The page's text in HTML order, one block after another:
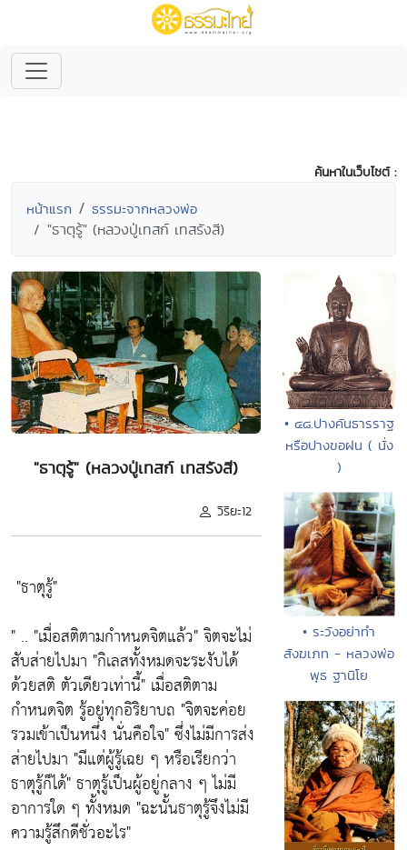
ค้นหาในเว็บไซต์ :
หน้าแรก ธรรมะจากหลวงพ่อ
"ธาตุรู้" (หลวงปู่เทสก์ เทสรังสี)
"ธาตุรู้" (หลวงปู่เทสก์ เทสรังสี)
วิริยะ12
"ธาตุรู้"
" .. "เมื่อสติตามกำหนดจิตแล้ว"จิตจะไม่
สับส่ายไปมา "กิเลสทั้งหมดจะระงับได้
ด้วยสติ ตัวเดียวเท่านี้" เมื่อสติตาม
กำหนดจิต รู้อยู่ทุกอิริยาบถ "จิตจะค่อย
รวมเข้าเป็นหนึ่ง นั่นคือใจ"ซึ่งไม่มีการส่ง
ส่ายไปมา "มีแต่ผู้รู้เฉย ๆ หรือเรียกว่า
ธาตุรู้ก็ได้"ธาตุรู้เป็นผู้อยู่กลาง ๆ ไม่มี
อาการใด ๆ ทั้งหมด "ฉะนั้นธาตุรู้จึงไม่มี
ความรู้สึกดีชั่วอะไร"
• ๔๘.ปางคันธารราฐ
หรือปางขอฝน ( นั่ง
)
• ระวังอย่าทำ
สังฆเภท - หลวงพ่อ
พุธ ฐานิโย